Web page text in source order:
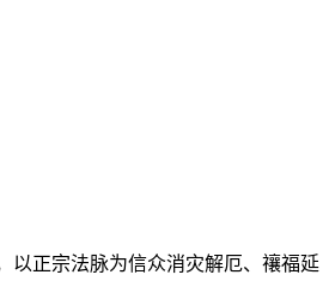
以正宗法脉为信众消灾解厄、禳福延